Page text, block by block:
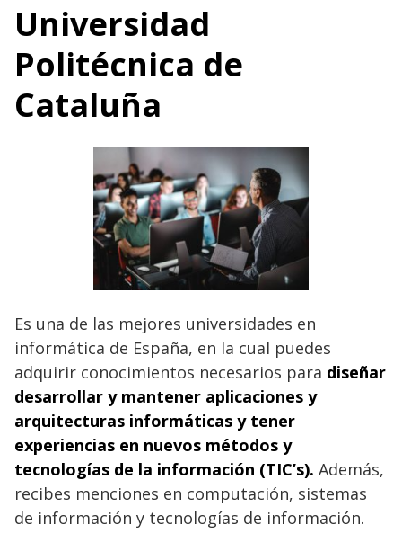
Universidad
Politécnica de
Cataluña
Es una de las mejores universidades en
informática de España, en la cual puedes
adquirir conocimientos necesarios para diseñar
desarrollar y mantener aplicaciones y
arquitecturas informáticas y tener
experiencias en nuevos métodos y
tecnologías de la información (TIC’s). Además,
recibes menciones en computación, sistemas
de información y tecnologías de información.